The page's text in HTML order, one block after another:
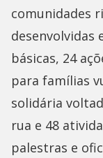
comunidades
desenvolvidas
básicas, 24
para famílias
solidária
rua e 48
palestras e